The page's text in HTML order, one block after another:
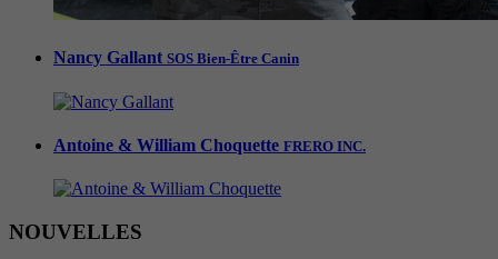
Nancy Gallant SOS Bien-Être Canin
Antoine & William Choquette FRERO INC.
NOUVELLES